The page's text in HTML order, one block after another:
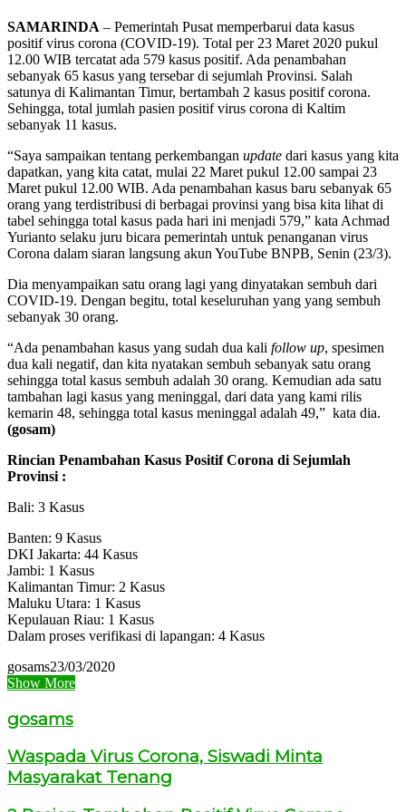
SAMARINDA – Pemerintah Pusat memperbarui data kasus
positif virus corona (COVID-19). Total per 23 Maret 2020 pukul
12.00 WIB tercatat ada 579 kasus positif. Ada penambahan
sebanyak 65 kasus yang tersebar di sejumlah Provinsi. Salah
satunya di Kalimantan Timur, bertambah 2 kasus positif corona.
Sehingga, total jumlah pasien positif virus corona di Kaltim
sebanyak 11 kasus.
“Saya sampaikan tentang perkembangan update dari kasus yang kita
dapatkan, yang kita catat, mulai 22 Maret pukul 12.00 sampai 23
Maret pukul 12.00 WIB. Ada penambahan kasus baru sebanyak 65
orang yang terdistribusi di berbagai provinsi yang bisa kita lihat di
tabel sehingga total kasus pada hari ini menjadi 579,” kata Achmad
Yurianto selaku juru bicara pemerintah untuk penanganan virus
Corona dalam siaran langsung akun YouTube BNPB, Senin (23/3).
Dia menyampaikan satu orang lagi yang dinyatakan sembuh dari
COVID-19. Dengan begitu, total keseluruhan yang yang sembuh
sebanyak 30 orang.
“Ada penambahan kasus yang sudah dua kali follow up, spesimen
dua kali negatif, dan kita nyatakan sembuh sebanyak satu orang
sehingga total kasus sembuh adalah 30 orang. Kemudian ada satu
tambahan lagi kasus yang meninggal, dari data yang kami rilis
kemarin 48, sehingga total kasus meninggal adalah 49,” kata dia.
(gosam)
Rincian Penambahan Kasus Positif Corona di Sejumlah
Provinsi :
Bali: 3 Kasus
Banten: 9 Kasus
DKI Jakarta: 44 Kasus
Jambi: 1 Kasus
Kalimantan Timur: 2 Kasus
Maluku Utara: 1 Kasus
Kepulauan Riau: 1 Kasus
Dalam proses verifikasi di lapangan: 4 Kasus
gosams23/03/2020
Show More
gosams
Waspada Virus Corona, Siswadi Minta
Masyarakat Tenang